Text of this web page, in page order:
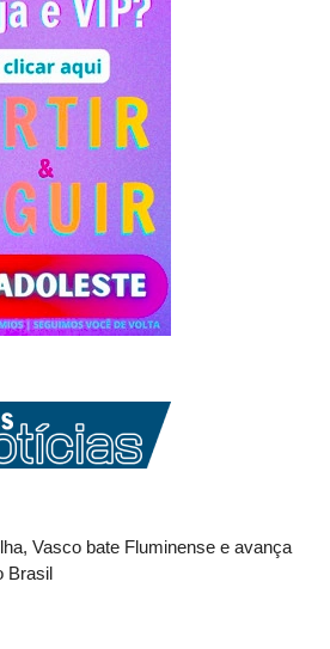
Vasco bate Fluminense e avança
Brasil